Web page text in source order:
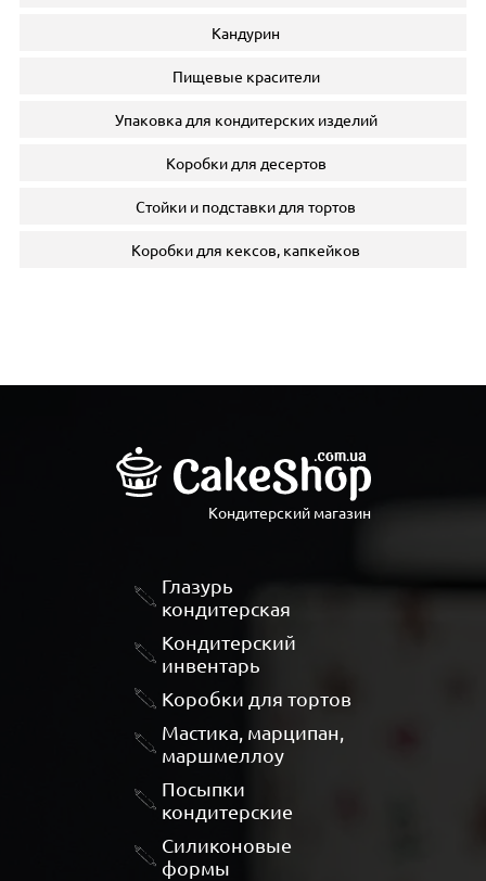
Кандурин
Пищевые красители
Упаковка для кондитерских изделий
Коробки для десертов
Стойки и подставки для тортов
Коробки для кексов, капкейков
Кондитерский магазин
Глазурь
кондитерская
Кондитерский
инвентарь
Коробки для тортов
Мастика, марципан,
маршмеллоу
Посыпки
кондитерские
Силиконовые
формы